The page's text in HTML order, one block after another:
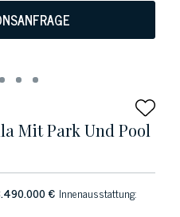
Mit Park Und Pool
€ Innenausstattung: